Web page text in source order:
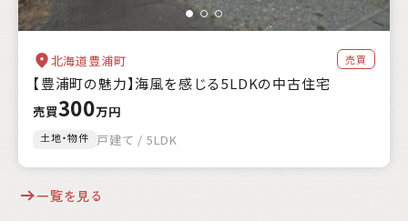
北海道豊浦町 売買
【豊浦町の魅力】海風を感じる5LDKの中古住宅
売買300万円
土地・物件 戸建て / 5LDK
一覧を見る